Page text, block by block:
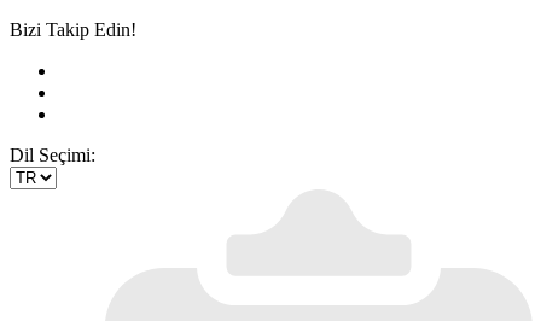
Bizi Takip Edin!
Dil Seçimi: